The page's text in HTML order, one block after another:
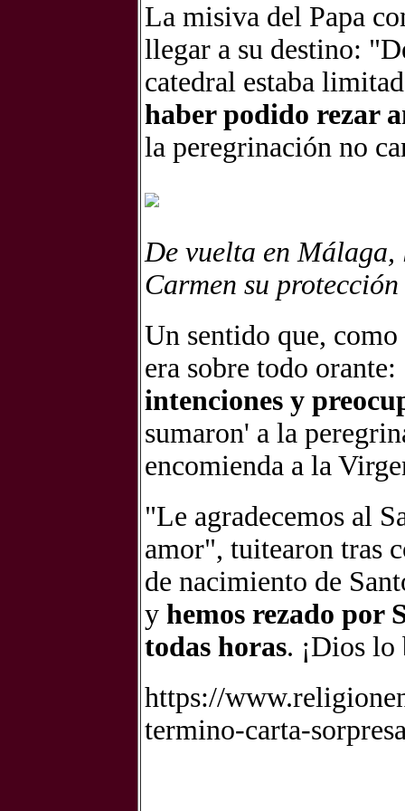
La misiva del Papa
llegar a su destino:
catedral estaba
haber podido rezar
la peregrinación no
De vuelta en
Carmen su
Un sentido que,
era sobre todo
intenciones y
sumaron' a la
encomienda a la
"Le agradecemos al
amor", tuitearon tras
de nacimiento de
y hemos rezado por
todas horas. ¡Dios
https://
termino-carta-